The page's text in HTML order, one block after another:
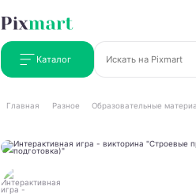
Каталог
Главная Разное Образовательные